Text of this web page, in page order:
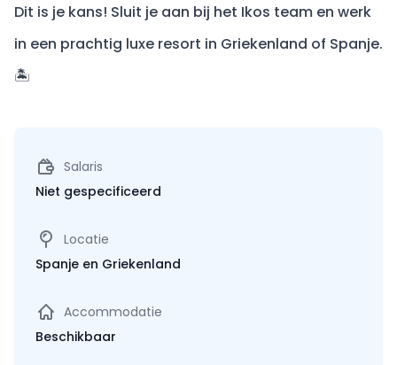
Dit is je kans! Sluit je aan bij het Ikos team en werk
in een prachtig luxe resort in Griekenland of Spanje.
🏝️
Salaris
Niet gespecificeerd
Locatie
Spanje en Griekenland
Accommodatie
Beschikbaar